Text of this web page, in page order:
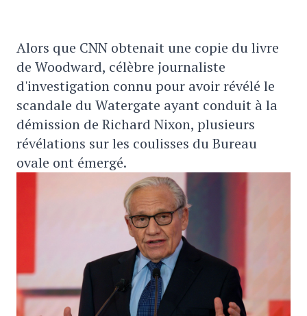
Alors que CNN obtenait une copie du livre
de Woodward, célèbre journaliste
d'investigation connu pour avoir révélé le
scandale du Watergate ayant conduit à la
démission de Richard Nixon, plusieurs
révélations sur les coulisses du Bureau
ovale ont émergé.